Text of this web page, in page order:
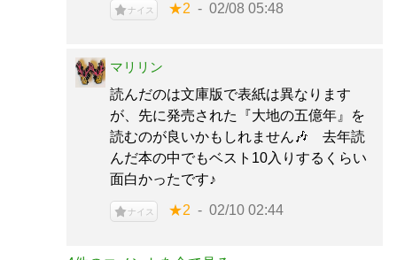
ナイス ★2 02/08 05:48
マリリン
読んだのは文庫版で表紙は異なります
が、先に発売された『大地の五億年』を
読むのが良いかもしれません🎶 去年読
んだ本の中でもベスト10入りするくらい
面白かったです♪
ナイス ★2 02/10 02:44